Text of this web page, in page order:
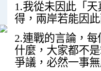
1.我從未因此「
得，兩岸若能因
2.連戰的言論，
什麼，大家都不
爭議，必然一事無